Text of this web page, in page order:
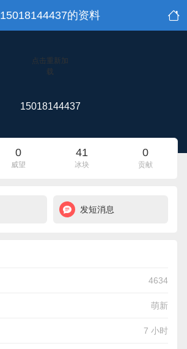
15018144437的资料
点击重新加
载
15018144437
0
威望
41
冰块
0
贡献
发短消息
4634
萌新
7 小时